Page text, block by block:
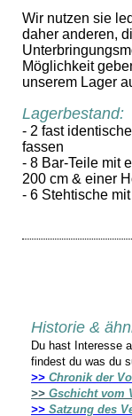
Wir nutzen sie
daher anderen,
Möglichkeit
unserem Lager
Lagerbestand:
- 2 fast
fassen
- 8 Bar-Teile mit
200 cm & einer
- 6 Stehtische
Historie &
Du hast Interesse
findest du was du
>> Chronik der
>> Gschicht vom
>> Satzung des